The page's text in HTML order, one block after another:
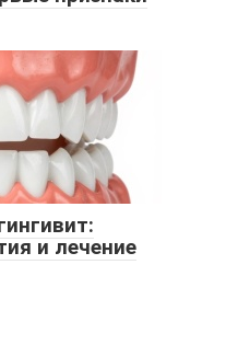
и лечение